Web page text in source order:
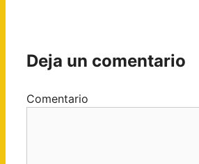
Deja un comentario
Comentario